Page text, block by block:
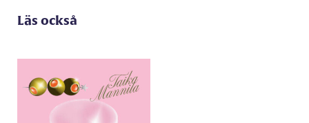
Läs också